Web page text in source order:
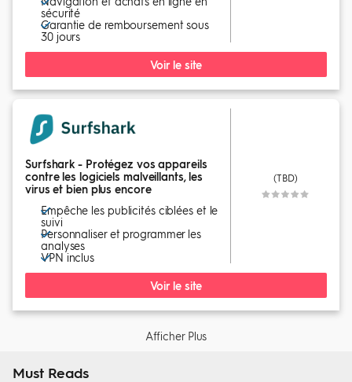
sécurité
Garantie de remboursement sous
30 jours
Voir le site
Surfshark - Protégez vos appareils
contre les logiciels malveillants, les
virus et bien plus encore
Empêche les publicités ciblées et le
suivi
Personnaliser et programmer les
analyses
VPN inclus
(TBD)
Voir le site
Afficher Plus
Must Reads